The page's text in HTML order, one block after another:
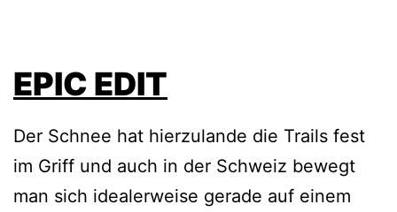
EPIC EDIT
Der Schnee hat hierzulande die Trails fest
im Griff und auch in der Schweiz bewegt
man sich idealerweise gerade auf einem